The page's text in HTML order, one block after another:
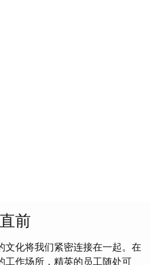
前
文化将我们紧密连接在一起。在
工作场所，精英的员工随处可